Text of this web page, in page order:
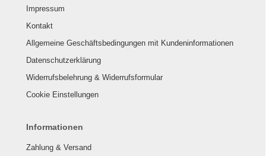
Impressum
Kontakt
Allgemeine Geschäftsbedingungen mit Kundeninformationen
Datenschutzerklärung
Widerrufsbelehrung & Widerrufsformular
Cookie Einstellungen
Informationen
Zahlung & Versand